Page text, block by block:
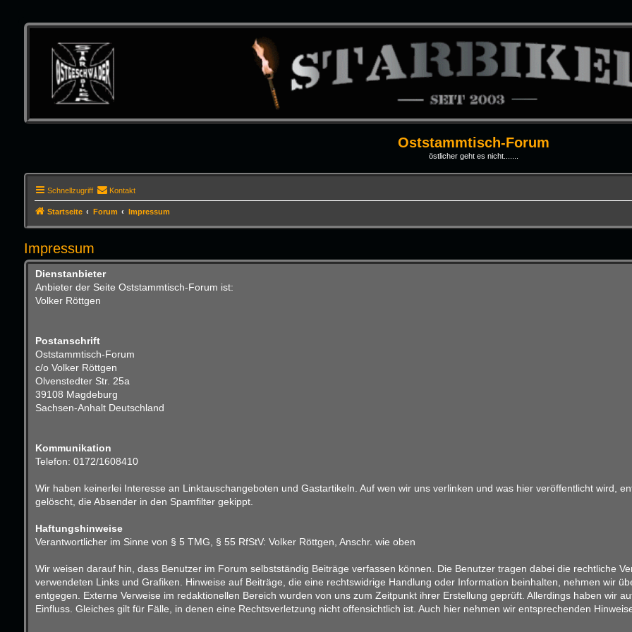
Oststammtisch-Forum
östlicher geht es nicht.......
Schnellzugriff Kontakt
Startseite Forum Impressum
Impressum
Dienstanbieter
Anbieter der Seite Oststammtisch-Forum ist:
Volker Röttgen
Postanschrift
Oststammtisch-Forum
c/o Volker Röttgen
Olvenstedter Str. 25a
39108 Magdeburg
Sachsen-Anhalt Deutschland
Kommunikation
Telefon: 0172/1608410
Wir haben keinerlei Interesse an Linktauschangeboten und Gastartikeln. Auf wen wir uns verlinken und was hier veröffentlicht wird,
gelöscht, die Absender in den Spamfilter gekippt.
Haftungshinweise
Verantwortlicher im Sinne von § 5 TMG, § 55 RfStV: Volker Röttgen, Anschr. wie oben
Wir weisen darauf hin, dass Benutzer im Forum selbstständig Beiträge verfassen können. Die Benutzer tragen dabei die rechtliche
verwendeten Links und Grafiken. Hinweise auf Beiträge, die eine rechtswidrige Handlung oder Information beinhalten, nehmen wir
entgegen. Externe Verweise im redaktionellen Bereich wurden von uns zum Zeitpunkt ihrer Erstellung geprüft. Allerdings haben wir
Einfluss. Gleiches gilt für Fälle, in denen eine Rechtsverletzung nicht offensichtlich ist. Auch hier nehmen wir entsprechenden